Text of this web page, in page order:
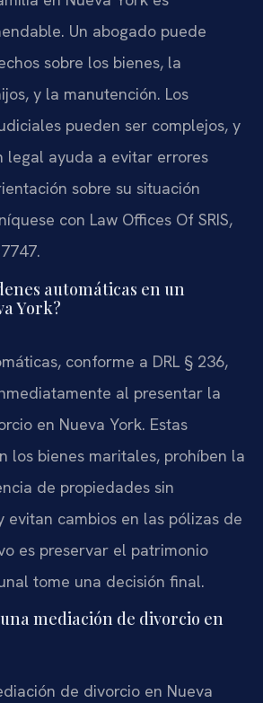
Un abogado puede
sobre los bienes, la
y la manutención. Los
pueden ser complejos, y
legal ayuda a evitar errores
sobre su situación
con Law Offices Of SRIS,
automáticas en un
York?
conforme a DRL § 236,
al presentar la
en Nueva York. Estas
los bienes maritales, prohíben la
de propiedades sin
evitan cambios en las pólizas de
es preservar el patrimonio
tome una decisión final.
mediación de divorcio en
de divorcio en Nueva